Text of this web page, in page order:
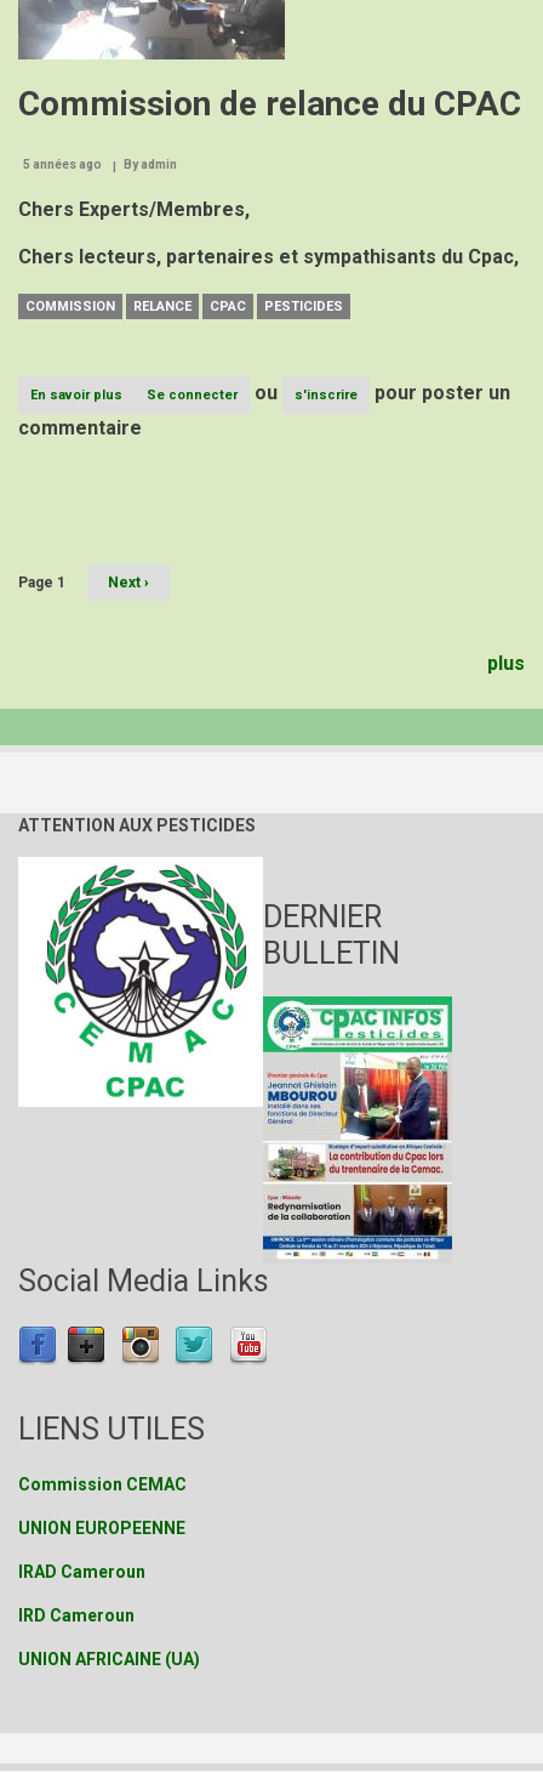
:
De
la
d’une
stratégie
de
la
en
CEMAC
Commission de relance du CPAC
5 années ago Byadmin
Chers Experts/Membres,
Chers lecteurs, partenaires et sympathisants du Cpac,
COMMISSION RELANCE CPAC PESTICIDES
En savoir plus
Commission
de
Se connecter ou s'inscrire
pour poster un
commentaire
Page 1
Page
Next ›
plus
ATTENTION AUX PESTICIDES
DERNIER
BULLETIN
Social Media Links
LIENS UTILES
Commission CEMAC
UNION EUROPEENNE
IRAD Cameroun
IRD Cameroun
UNION AFRICAINE (UA)